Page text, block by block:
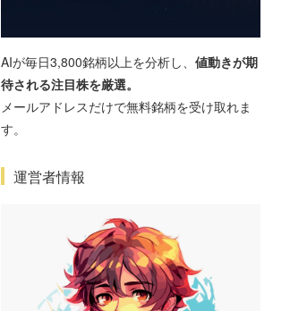
AIが毎日3,800銘柄以上を分析し、 値動きが期
待される注目株を厳選。
メールアドレスだけで無料銘柄を受け取れま
す。
運営者情報